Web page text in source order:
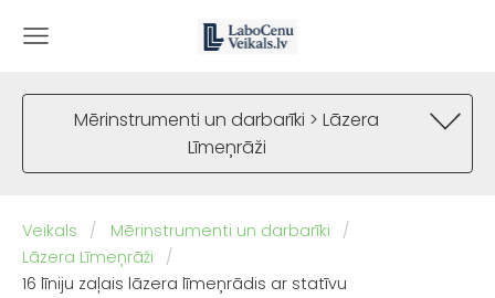
Mērinstrumenti un darbarīki > Lāzera
Līmeņrāži
Veikals
Mērinstrumenti un darbarīki
Lāzera Līmeņrāži
16 līniju zaļais lāzera līmeņrādis ar statīvu